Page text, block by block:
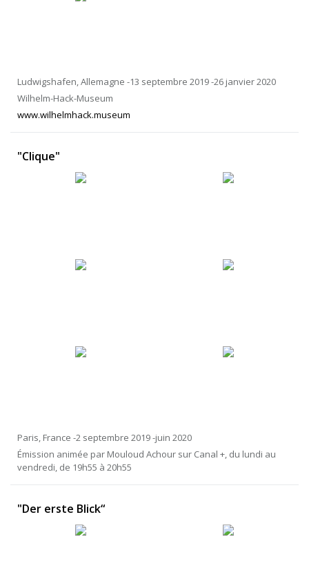
Ludwigshafen, Allemagne -13 septembre 2019 -26 janvier 2020
Wilhelm-Hack-Museum
www.wilhelmhack.museum
"Clique"
Paris, France -2 septembre 2019 -juin 2020
Émission animée par Mouloud Achour sur Canal +, du lundi au
vendredi, de 19h55 à 20h55
"Der erste Blick“